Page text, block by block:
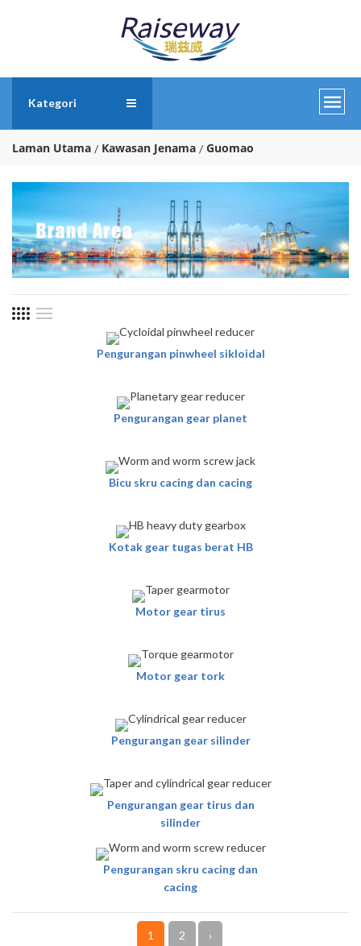
Kategori
Laman Utama Kawasan Jenama Guomao
Pengurangan pinwheel sikloidal
Pengurangan gear planet
Bicu skru cacing dan cacing
Kotak gear tugas berat HB
Motor gear tirus
Motor gear tork
Pengurangan gear silinder
Pengurangan gear tirus dan
silinder
Pengurangan skru cacing dan
cacing
1 2 ›